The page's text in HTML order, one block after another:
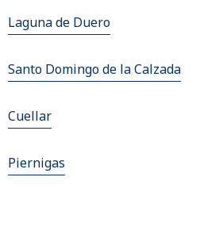
Laguna de Duero
Santo Domingo de la Calzada
Cuellar
Piernigas